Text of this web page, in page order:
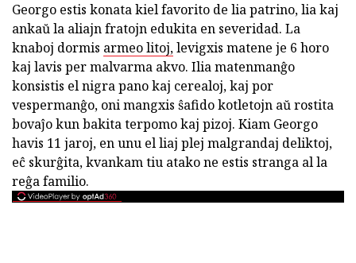
Georgo estis konata kiel favorito de lia patrino, lia kaj
ankaŭ la aliajn fratojn edukita en severidad. La
knaboj dormis armeo litoj,levigxis matene je 6 horo
kaj lavis per malvarma akvo. Ilia matenmanĝo
konsistis el nigra pano kaj cerealoj, kaj por
vespermanĝo, oni mangxis ŝafido kotletojn aŭ rostita
bovaĵo kun bakita terpomo kaj pizoj. Kiam Georgo
havis 11 jaroj, en unu el liaj plej malgrandaj deliktoj,
eĉ skurĝita, kvankam tiu atako ne estis stranga al la
reĝa familio.